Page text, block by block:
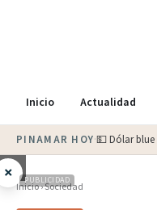
Inicio Actualidad
PINAMAR HOY·💵 Dólar blue
× PUBLICIDAD
Inicio›Sociedad